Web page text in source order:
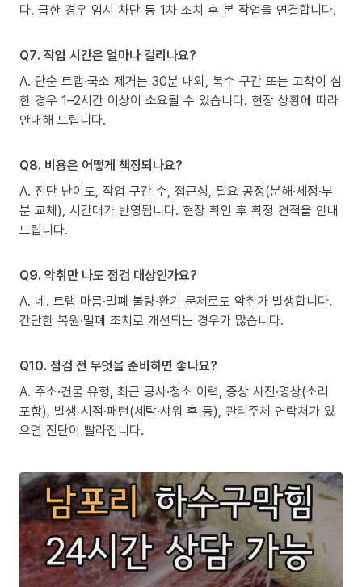
다. 급한 경우 임시 차단 등 1차 조치 후 본 작업을 연결합니다.
Q7. 작업 시간은 얼마나 걸리나요?
A. 단순 트랩·국소 제거는 30분 내외, 복수 구간 또는 고착이 심
한 경우 1–2시간 이상이 소요될 수 있습니다. 현장 상황에 따라
안내해 드립니다.
Q8. 비용은 어떻게 책정되나요?
A. 진단 난이도, 작업 구간 수, 접근성, 필요 공정(분해·세정·부
분 교체), 시간대가 반영됩니다. 현장 확인 후 확정 견적을 안내
드립니다.
Q9. 악취만 나도 점검 대상인가요?
A. 네. 트랩 마름·밀폐 불량·환기 문제로도 악취가 발생합니다.
간단한 복원·밀폐 조치로 개선되는 경우가 많습니다.
Q10. 점검 전 무엇을 준비하면 좋나요?
A. 주소·건물 유형, 최근 공사·청소 이력, 증상 사진·영상(소리
포함), 발생 시점·패턴(세탁·샤워 후 등), 관리주체 연락처가 있
으면 진단이 빨라집니다.